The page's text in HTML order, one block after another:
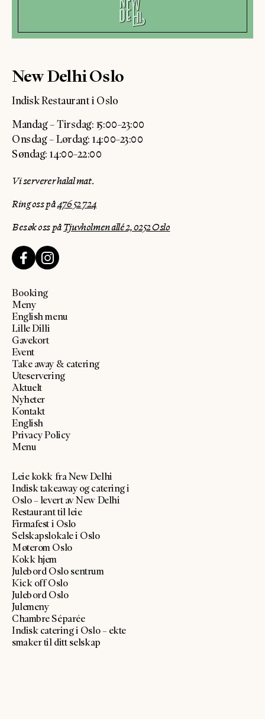
New Delhi Oslo
Indisk Restaurant i Oslo
Mandag – Tirsdag: 15:00–23:00
Onsdag – Lørdag: 14:00–23:00
Søndag: 14:00–22:00
Vi serverer halal mat.
Ring oss på476 52 724
Besøk oss påTjuvholmen allé 2, 0252 Oslo
Booking
Meny
English menu
Lille Dilli
Gavekort
Event
Take away & catering
Uteservering
Aktuelt
Nyheter
Kontakt
English
Privacy Policy
Menu
Leie kokk fra New Delhi
Indisk takeaway og catering i
Oslo – levert av New Delhi
Restaurant til leie
Firmafest i Oslo
Selskapslokale i Oslo
Møterom Oslo
Kokk hjem
Julebord Oslo sentrum
Kick off Oslo
Julebord Oslo
Julemeny
Chambre Séparée
Indisk catering i Oslo – ekte
smaker til ditt selskap